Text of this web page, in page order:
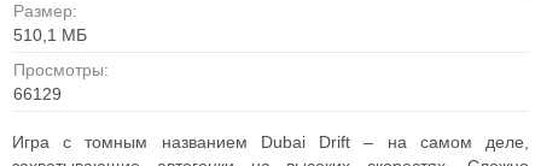
Размер:
510,1 МБ
Просмотры:
66129
Игра с томным названием Dubai Drift – на самом деле,